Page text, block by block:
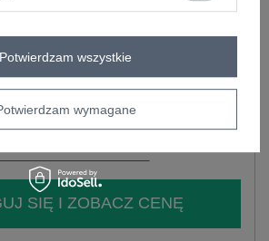
+
2016103020591
SIĘ I ZOBACZ CENĘ
wymagane
Potwierdzam wszystkie